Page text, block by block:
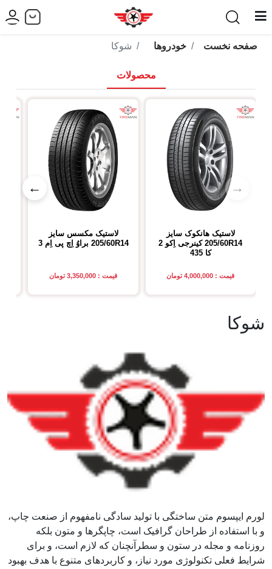
صفحه نخست خودروها شوکا
محصولات
→
←
لاستیک هانکوک سایز
205/60R14
کینرجی اِکو 2
کا 435
قیمت : 4,000,000 تومان
لاستیک مکسس سایز
205/60R14 براوُ اِچ پی اِم 3
قیمت : 3,350,000 تومان
شوکا
لورم ایپسوم متن ساختگی با تولید سادگی نامفهوم از صنعت چاپ،
و با استفاده از طراحان گرافیک است، چاپگرها و متون بلکه
روزنامه و مجله در ستون و سطرآنچنان که لازم است، و برای
شرایط فعلی تکنولوژی مورد نیاز، و کاربردهای متنوع با هدف بهبود